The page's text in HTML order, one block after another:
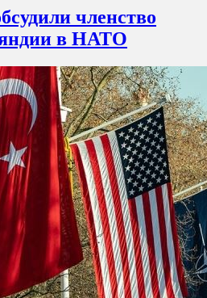
членство
в НАТО